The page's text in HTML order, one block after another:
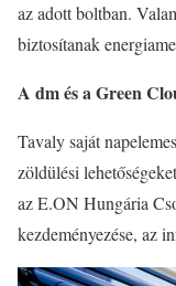
az adott boltban.
biztosítanak
A dm és a Green
Tavaly saját
zöldülési
az E.ON Hungária
kezdeményezése, az